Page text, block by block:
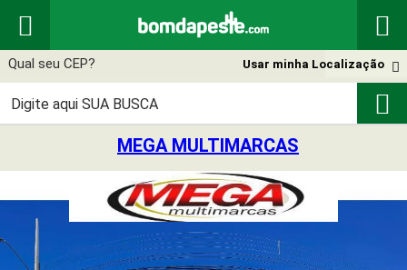
 

Usar minha Localização

MEGA MULTIMARCAS